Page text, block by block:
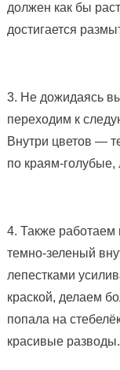
должен как бы
достигается
3. Не дожидаясь
переходим к
Внутри цветов —
по краям-голубые,
4. Также
темно-зеленый
лепестками
краской, делаем
попала на
красивые разводы.